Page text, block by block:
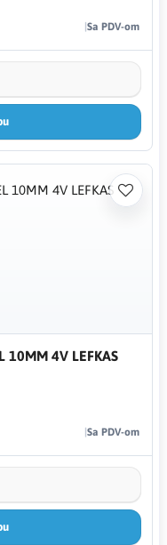
Sa PDV-om
10MM 4V LEFKAS
Sa PDV-om